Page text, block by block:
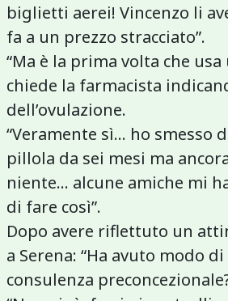
biglietti aerei! Vincenzo li
fa a un prezzo stracciato”.
“Ma è la prima volta che
chiede la farmacista
dell’ovulazione.
“Veramente sì… ho smesso
pillola da sei mesi ma
niente… alcune amiche mi
di fare così”.
Dopo avere riflettuto un
a Serena: “Ha avuto modo
consulenza